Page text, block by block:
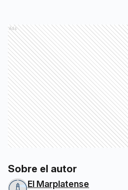
Ads
Sobre el autor
El Marplatense